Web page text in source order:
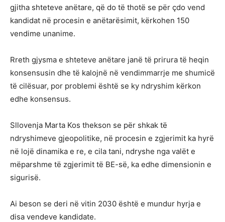
gjitha shteteve anëtare, që do të thotë se për çdo vend
kandidat në procesin e anëtarësimit, kërkohen 150
vendime unanime.
Rreth gjysma e shteteve anëtare janë të prirura të heqin
konsensusin dhe të kalojnë në vendimmarrje me shumicë
të cilësuar, por problemi është se ky ndryshim kërkon
edhe konsensus.
Sllovenja Marta Kos thekson se për shkak të
ndryshimeve gjeopolitike, në procesin e zgjerimit ka hyrë
në lojë dinamika e re, e cila tani, ndryshe nga valët e
mëparshme të zgjerimit të BE-së, ka edhe dimensionin e
sigurisë.
Ai beson se deri në vitin 2030 është e mundur hyrja e
disa vendeve kandidate.